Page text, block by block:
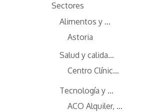
Sectores
Alimentos y bebidas
Astoria
Salud y calidad de vida
Centro Clínico Fénix Salud
Tecnología y logistica
ACO Alquiler, S.A.